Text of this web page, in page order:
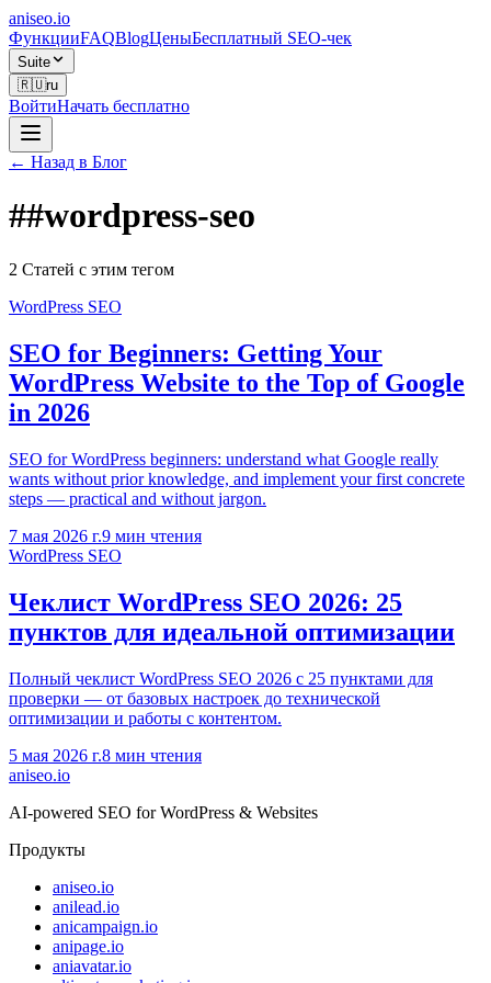
aniseo.io
ФункцииFAQBlogЦеныБесплатный SEO-чек
Suite
🇷🇺ru
ВойтиНачать бесплатно
← Назад в Блог
##wordpress-seo
2 Статей с этим тегом
WordPress SEO
SEO for Beginners: Getting Your
WordPress Website to the Top of Google
in 2026
SEO for WordPress beginners: understand what Google really
wants without prior knowledge, and implement your first concrete
steps — practical and without jargon.
7 мая 2026 г.9 мин чтения
WordPress SEO
Чеклист WordPress SEO 2026: 25
пунктов для идеальной оптимизации
Полный чеклист WordPress SEO 2026 с 25 пунктами для
проверки — от базовых настроек до технической
оптимизации и работы с контентом.
5 мая 2026 г.8 мин чтения
aniseo.io
AI-powered SEO for WordPress & Websites
Продукты
aniseo.io
anilead.io
anicampaign.io
anipage.io
aniavatar.io